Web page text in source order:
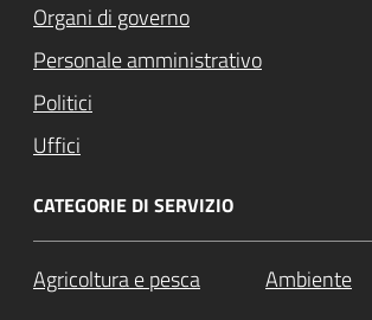
Organi di governo
Personale amministrativo
Politici
Uffici
CATEGORIE DI SERVIZIO
Agricoltura e pesca Ambiente